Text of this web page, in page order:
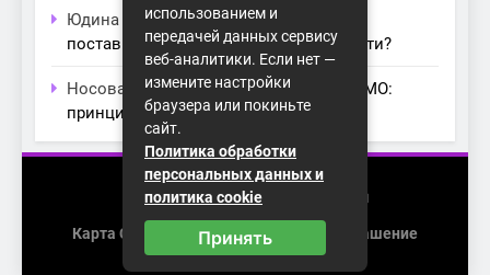
Юдина Ивонак записиПроблемы с
поставщиками интернета: как их обойти?
Носова Агатак записиТехнология MIMO:
принципы работы и её преимущества
2026 (с) https://homenet-spb.ru
Карта Сайта Пользовательское Соглашение
использованием и
передачей данных сервису
веб-аналитики. Если нет —
измените настройки
браузера или покиньте
сайт.
Политика обработки
персональных данных и
политика cookie
Принять